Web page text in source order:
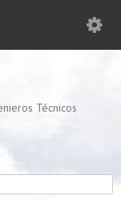
Técnicos